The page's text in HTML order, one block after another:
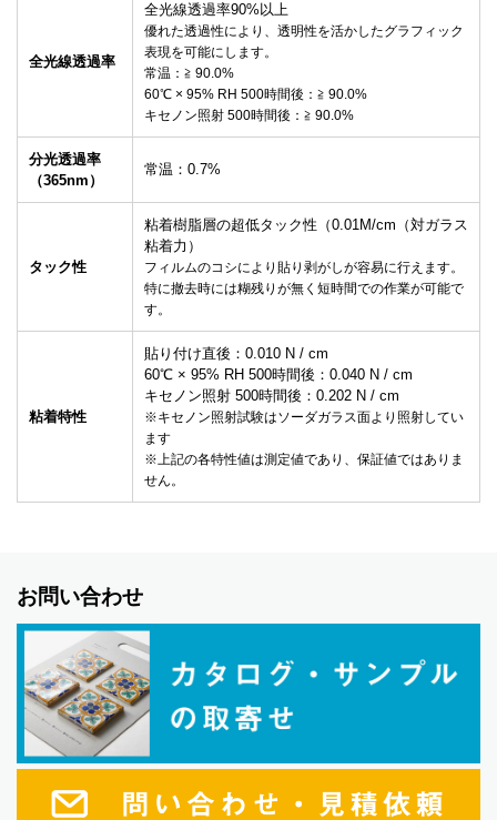
全光線透過率
全光線透過率90%以上
優れた透過性により、透明性を活かしたグラフィック
表現を可能にします。
常温：≧ 90.0%
60℃ × 95% RH 500時間後：≧ 90.0%
キセノン照射 500時間後：≧ 90.0%
分光透過率
（365nm）
常温：0.7%
タック性
粘着樹脂層の超低タック性（0.01M/cm（対ガラス
粘着力）
フィルムのコシにより貼り剥がしが容易に行えます。
特に撤去時には糊残りが無く短時間での作業が可能で
す。
粘着特性
貼り付け直後：0.010 N / cm
60℃ × 95% RH 500時間後：0.040 N / cm
キセノン照射 500時間後：0.202 N / cm
※キセノン照射試験はソーダガラス面より照射してい
ます
※上記の各特性値は測定値であり、保証値ではありま
せん。
お問い合わせ